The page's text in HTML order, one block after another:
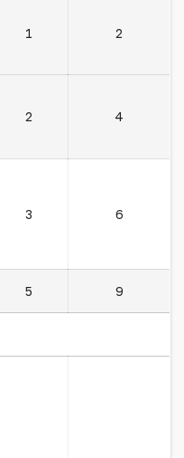
1 2
2 4
3 6
5 9